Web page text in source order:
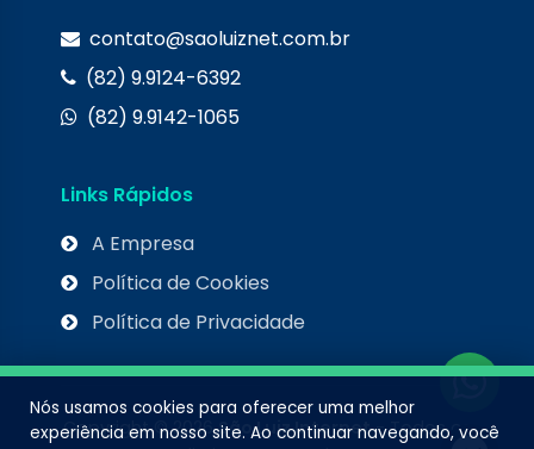
Nós usamos cookies para oferecer uma melhor
experiência em nosso site. Ao continuar navegando, você
contato@saoluiznet.com.br
(82) 9.9124-6392
(82) 9.9142-1065
Links Rápidos
A Empresa
Política de Cookies
Política de Privacidade
Copyright © 2026São Luiz Internet- Todos os